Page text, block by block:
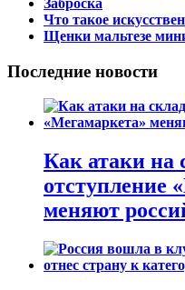
Что такое
Щенки мальтезе
Последние новости
Как атаки на
отступление
меняют